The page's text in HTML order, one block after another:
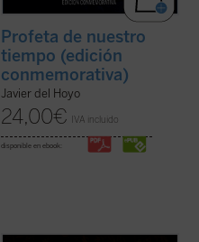
Profeta de nuestro
tiempo (edición
conmemorativa)
Javier del Hoyo
24,00€ IVA incluido
disponible en ebook: